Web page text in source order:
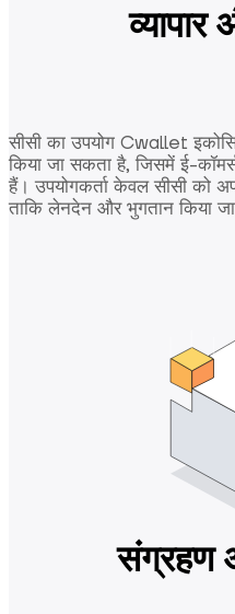
सीसी का उपयोग Cwallet
किया जा सकता है, जिसमें ई-
हैं। उपयोगकर्ता केवल सीसी को
ताकि लेनदेन और भुगतान किया
संग्रहण